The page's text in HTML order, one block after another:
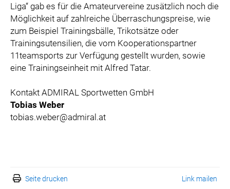
Liga“ gab es für die Amateurvereine zusätzlich noch die
Möglichkeit auf zahlreiche Überraschungspreise, wie
zum Beispiel Trainingsbälle, Trikotsätze oder
Trainingsutensilien, die vom Kooperationspartner
11teamsports zur Verfügung gestellt wurden, sowie
eine Trainingseinheit mit Alfred Tatar.
Kontakt ADMIRAL Sportwetten GmbH
Tobias Weber
tobias.weber@admiral.at
Seite drucken Link mailen